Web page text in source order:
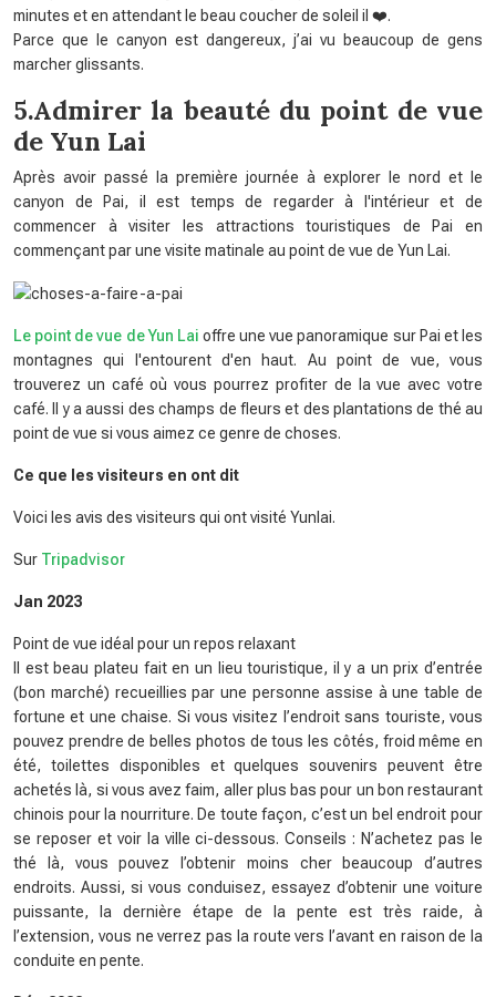
minutes et en attendant le beau coucher de soleil il ❤️.
Parce que le canyon est dangereux, j’ai vu beaucoup de gens
marcher glissants.
5.Admirer la beauté du point de vue
de Yun Lai
Après avoir passé la première journée à explorer le nord et le
canyon de Pai, il est temps de regarder à l'intérieur et de
commencer à visiter les attractions touristiques de Pai en
commençant par une visite matinale au point de vue de Yun Lai.
Le point de vue de Yun Lai offre une vue panoramique sur Pai et les
montagnes qui l'entourent d'en haut. Au point de vue, vous
trouverez un café où vous pourrez profiter de la vue avec votre
café. Il y a aussi des champs de fleurs et des plantations de thé au
point de vue si vous aimez ce genre de choses.
Ce que les visiteurs en ont dit
Voici les avis des visiteurs qui ont visité Yunlai.
Sur Tripadvisor
Jan 2023
Point de vue idéal pour un repos relaxant
Il est beau plateu fait en un lieu touristique, il y a un prix d’entrée
(bon marché) recueillies par une personne assise à une table de
fortune et une chaise. Si vous visitez l’endroit sans touriste, vous
pouvez prendre de belles photos de tous les côtés, froid même en
été, toilettes disponibles et quelques souvenirs peuvent être
achetés là, si vous avez faim, aller plus bas pour un bon restaurant
chinois pour la nourriture. De toute façon, c’est un bel endroit pour
se reposer et voir la ville ci-dessous. Conseils : N’achetez pas le
thé là, vous pouvez l’obtenir moins cher beaucoup d’autres
endroits. Aussi, si vous conduisez, essayez d’obtenir une voiture
puissante, la dernière étape de la pente est très raide, à
l’extension, vous ne verrez pas la route vers l’avant en raison de la
conduite en pente.